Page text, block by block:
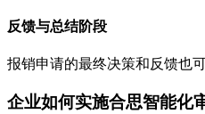
反馈与总结阶段
报销申请的最终决策和反馈也
企业如何实施合思智能化